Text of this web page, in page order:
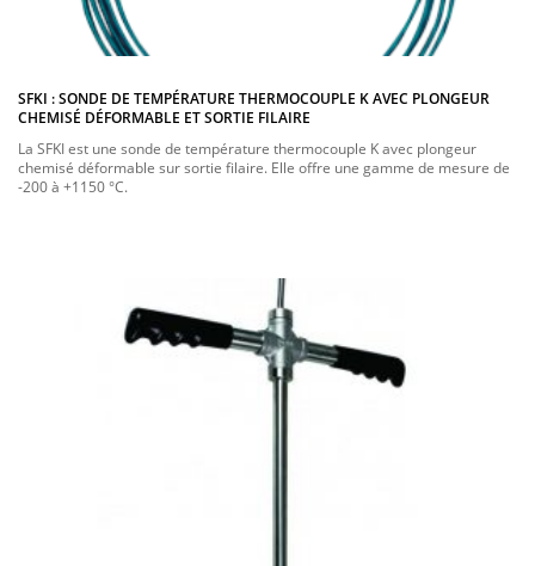
SFKI : SONDE DE TEMPÉRATURE THERMOCOUPLE K AVEC PLONGEUR
CHEMISÉ DÉFORMABLE ET SORTIE FILAIRE
La SFKI est une sonde de température thermocouple K avec plongeur
chemisé déformable sur sortie filaire. Elle offre une gamme de mesure de
-200 à +1150 °C.